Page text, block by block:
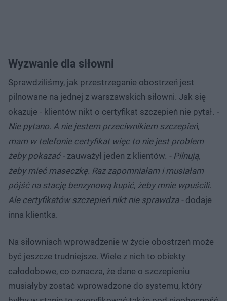
Wyzwanie dla siłowni
Sprawdziliśmy, jak przestrzeganie obostrzeń jest
pilnowane na jednej z warszawskich siłowni. Jak się
okazuje - klientów nikt o certyfikat szczepień nie pytał. -
Nie pytano. A nie jestem przeciwnikiem szczepień,
mam w telefonie certyfikat więc to nie jest problem
żeby pokazać -zauważył jeden z klientów. - Pilnują,
żeby mieć maseczkę. Raz zapomniałam i musiałam
pójść na stację benzynową kupić, żeby mnie wpuścili.
Ale certyfikatów szczepień nikt nie sprawdza -dodaje
inna klientka.
Na siłowniach wprowadzenie w życie obostrzeń może
być jeszcze trudniejsze. Wiele z nich to obiekty
całodobowe, co oznacza, że dane o szczepieniu
musiałyby zostać wprowadzone do systemu, który